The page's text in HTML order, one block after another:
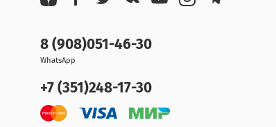
8 (908)051-46-30
WhatsApp
+7 (351)248-17-30